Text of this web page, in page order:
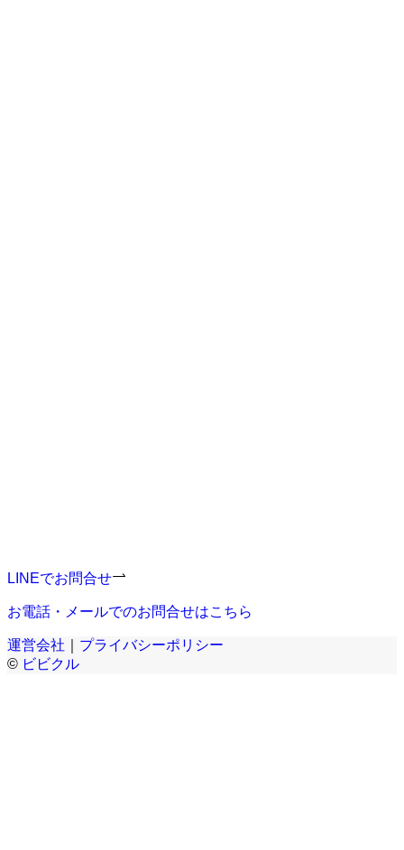
LINEでお問合せ
お電話・メールでのお問合せはこちら
運営会社
プライバシーポリシー
© ビビクル